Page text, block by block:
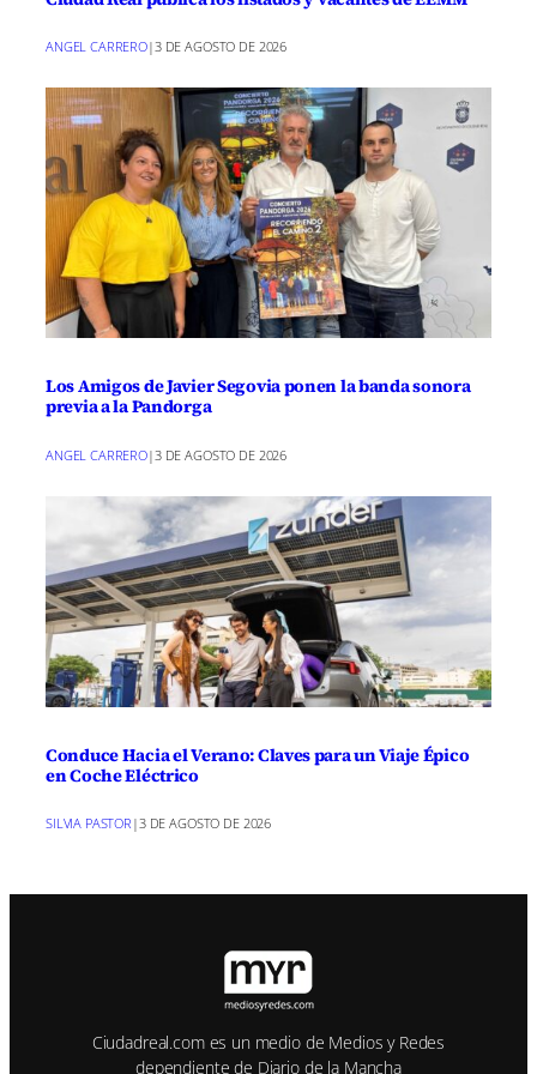
ANGEL CARRERO|3 DE AGOSTO DE 2026
Los Amigos de Javier Segovia ponen la banda sonora
previa a la Pandorga
ANGEL CARRERO|3 DE AGOSTO DE 2026
Conduce Hacia el Verano: Claves para un Viaje Épico
en Coche Eléctrico
SILVIA PASTOR |3 DE AGOSTO DE 2026
Ciudadreal.com es un medio de Medios y Redes
dependiente de Diario de la Mancha